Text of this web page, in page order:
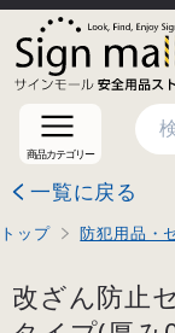
商品カテゴリー
一覧に戻る
トップ 防犯用品・
改ざん防止